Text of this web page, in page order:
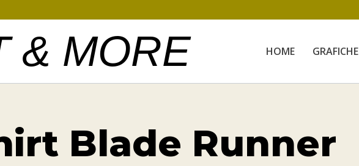
& MORE HOME GRAFICHE
Blade Runner